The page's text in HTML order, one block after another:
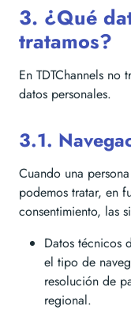
3. ¿Qué
tratamos?
En TDTChannels no
datos personales.
3.1.
Cuando una
podemos tratar, en
consentimiento, las
Datos técnicos
el tipo de
resolución de
regional.